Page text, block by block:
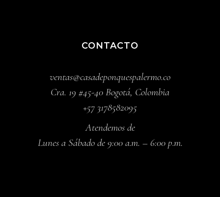
CONTACTO
ventas@casadeponquespalermo.co
Cra. 19 #45-40 Bogotá, Colombia
+57 3178582095
Atendemos de
Lunes a Sábado de 9:00 a.m. – 6:00 p.m.